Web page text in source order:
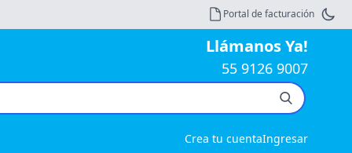
Portal de facturación
Llámanos Ya!
55 9126 9007
Crea tu cuentaIngresar